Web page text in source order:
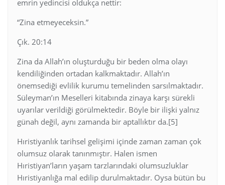
emrin yedincisi oldukça nettir:
“Zina etmeyeceksin.”
Çık. 20:14
Zina da Allah’ın oluşturduğu bir beden olma olayı
kendiliğinden ortadan kalkmaktadır. Allah’ın
önemsediği evlilik kurumu temelinden sarsılmaktadır.
Süleyman’ın Meselleri kitabında zinaya karşı sürekli
uyarılar verildiği görülmektedir. Böyle bir ilişki yalnız
günah değil, aynı zamanda bir aptallıktır da.[5]
Hıristiyanlık tarihsel gelişimi içinde zaman zaman çok
olumsuz olarak tanınmıştır. Halen ismen
Hıristiyan’ların yaşam tarzlarındaki olumsuzluklar
Hıristiyanlığa mal edilip durulmaktadır. Oysa bütün bu